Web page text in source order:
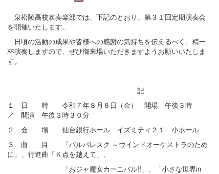
泉松陵高校吹奏楽部では、下記のとおり、第３１回定期演奏会
を開催いたします。
日頃の活動の成果や皆様への感謝の気持ちを伝えるべく、精一
杯演奏しますので、ぜひ御来場いただきますようお願いいたしま
す。
記
１ 日 時 令和７年８月８日（金） 開場 午後３時
／ 開演 午後３時３０分
２ 会 場 仙台銀行ホール イズミティ２１ 小ホール
３ 曲 目 「バルバレスク ～ウインドオーケストラのため
に」、行進曲「Ｋ点を越えて」、
「おジャ魔女カーニバル!!」、「小さな世界in